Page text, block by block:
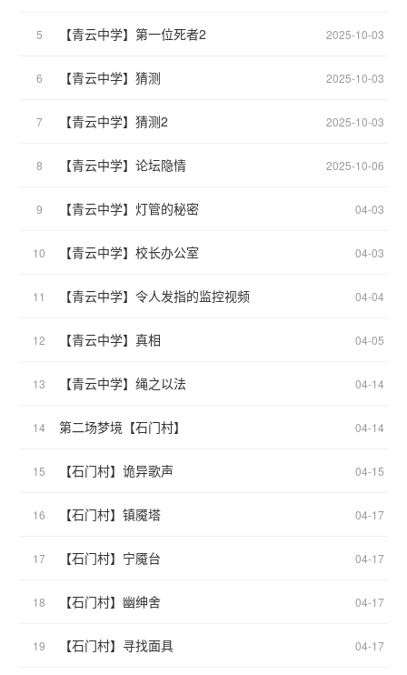
5 【青云中学】第一位死者2 2025-10-03
6 【青云中学】猜测 2025-10-03
7 【青云中学】猜测2 2025-10-03
8 【青云中学】论坛隐情 2025-10-06
9 【青云中学】灯管的秘密 04-03
10 【青云中学】校长办公室 04-03
11 【青云中学】令人发指的监控视频 04-04
12 【青云中学】真相 04-05
13 【青云中学】绳之以法 04-14
14 第二场梦境【石门村】 04-14
15 【石门村】诡异歌声 04-15
16 【石门村】镇魇塔 04-17
17 【石门村】宁魇台 04-17
18 【石门村】幽绅舍 04-17
19 【石门村】寻找面具 04-17